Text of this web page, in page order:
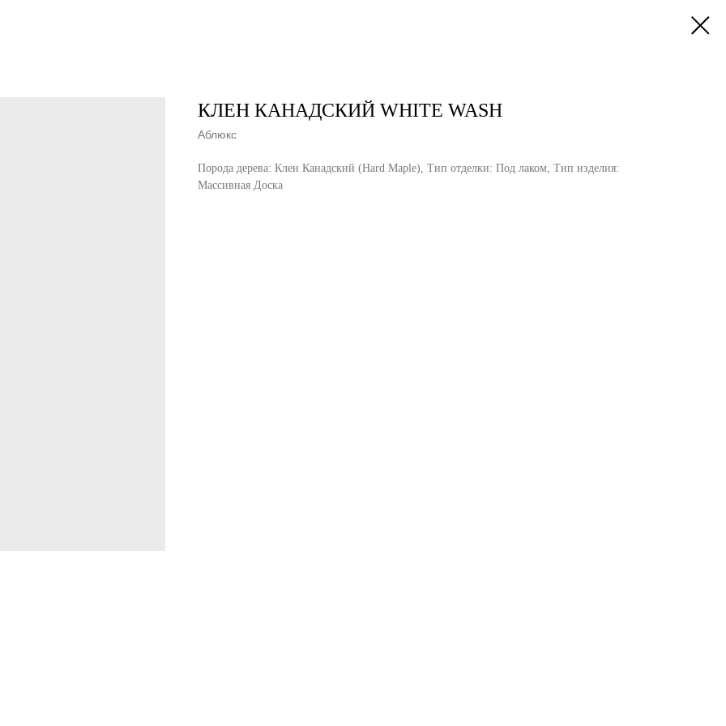
КЛЕН КАНАДСКИЙ WHITE WASH
Аблюкс
Порода дерева: Клен Канадский (Hard Maple), Тип отделки: Под лаком, Тип изделия:
Массивная Доска